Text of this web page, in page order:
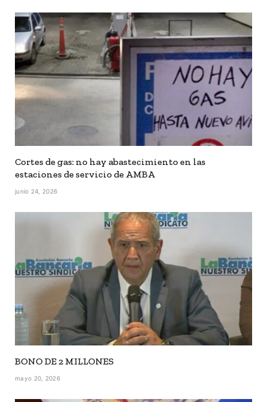
Cortes de gas: no hay abastecimiento en las
estaciones de servicio de AMBA
junio 24, 2026
BONO DE 2 MILLONES
mayo 20, 2026